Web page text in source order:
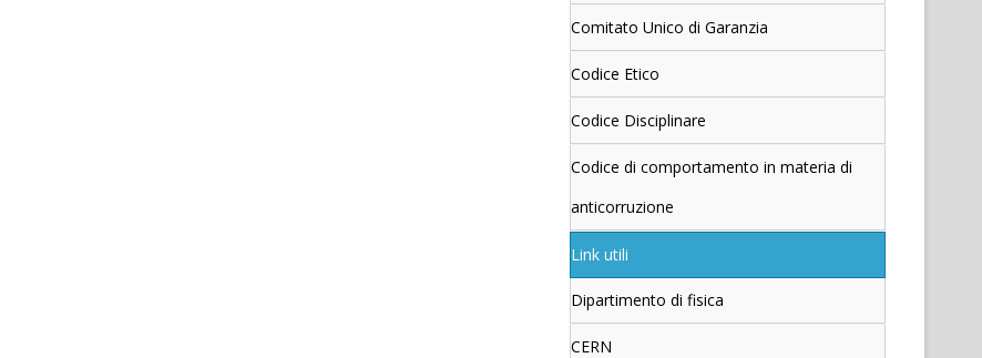
Comitato Unico di Garanzia
Codice Etico
Codice Disciplinare
Codice di comportamento in materia di
anticorruzione
Link utili
Dipartimento di fisica
CERN